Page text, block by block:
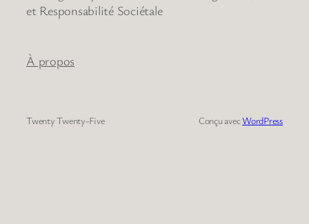
et Responsabilité Sociétale
À propos
Twenty Twenty-Five Conçu avecWordPress